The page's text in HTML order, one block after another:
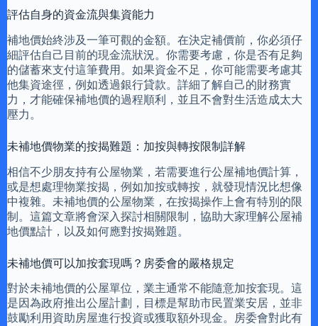
評估自身的資金流與集資能力
補地價始終涉及一筆可觀的金額。在決定補價前，你必須仔
細評估自己目前的現金流狀況。你需要考慮，你是否有足夠
的儲蓄來支付這筆費用。如果資金不足，你可能需要考慮其
他集資途徑，例如透過銀行貸款。詳細了解自己的財務實
力，才能確保補地價的過程順利，並且不會對生活造成太大
壓力。
未補地價物業的按揭難題：加按與轉按限制詳解
相信不少朋友持有公屋物業，若需要進行公屋補地價計算，
或是想處理物業按揭，例如加按或轉按，就發現情況比想像
中複雜。未補地價的公屋物業，在按揭操作上會有特別的限
制。這篇文章將會深入探討相關限制，協助大家理解公屋補
地價點計，以及如何應對按揭難題。
未補地價可以加按套現嗎？房委會的嚴格規定
對於未補地價的公屋單位，業主通常不能隨意加按套現。這
是因為政府推出公屋計劃，目標是幫助市民置業安居，並非
鼓勵利用資助房屋進行投資或獲取額外現金。房委會對此有